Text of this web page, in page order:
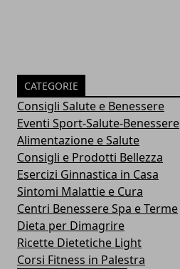
CATEGORIE
Consigli Salute e Benessere
Eventi Sport-Salute-Benessere
Alimentazione e Salute
Consigli e Prodotti Bellezza
Esercizi Ginnastica in Casa
Sintomi Malattie e Cura
Centri Benessere Spa e Terme
Dieta per Dimagrire
Ricette Dietetiche Light
Corsi Fitness in Palestra